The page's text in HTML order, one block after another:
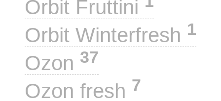
Orbit Fruttini
Orbit Winterfresh 1
Ozon 37
Ozon fresh 7